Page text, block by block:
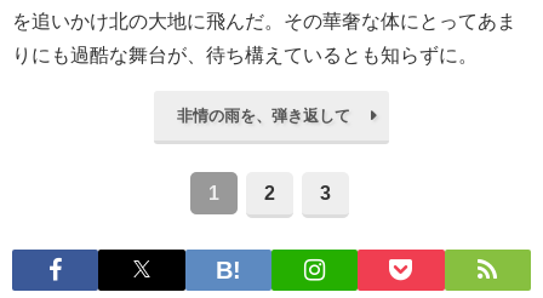
を追いかけ北の大地に飛んだ。その華奢な体にとってあま
りにも過酷な舞台が、待ち構えているとも知らずに。
非情の雨を、弾き返して
1 2 3